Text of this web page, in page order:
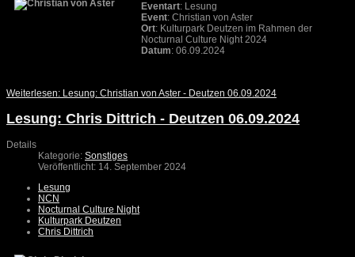
Eventart: Lesung
Event: Christian von Aster
Ort: Kulturpark Deutzen im Rahmen der
Nocturnal Culture Night 2024
Datum: 06.09.2024
Weiterlesen: Lesung: Christian von Aster - Deutzen 06.09.2024
Lesung: Chris Dittrich - Deutzen 06.09.2024
Details
Kategorie: Sonstiges
Veröffentlicht: 14. September 2024
Lesung
NCN
Nocturnal Culture Night
Kulturpark Deutzen
Chris Dittrich